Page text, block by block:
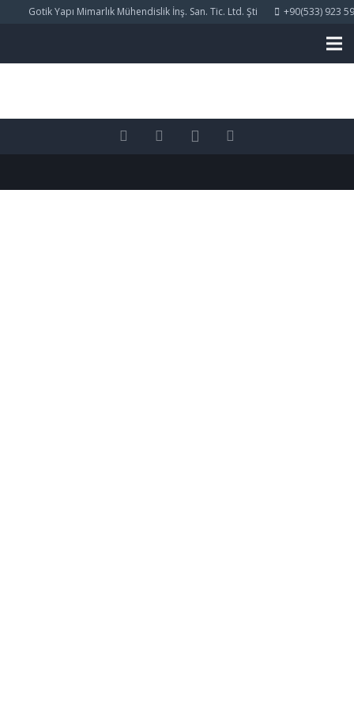
Gotik Yapı Mimarlık Mühendislik İnş. San. Tic. Ltd. Şti +90(533) 923